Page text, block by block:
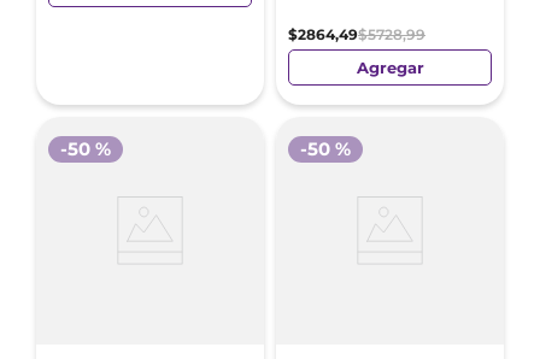
$2864,49$5728,99
Agregar
-50 % -50 %